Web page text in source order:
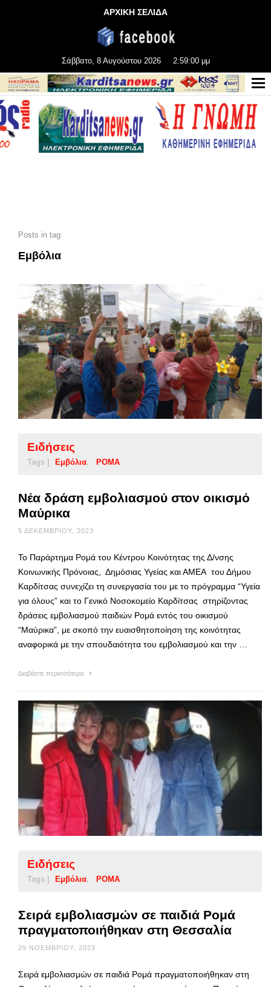
ΑΡΧΙΚΗ ΣΕΛΙΔΑ
Σάββατο, 8 Αυγούστου 2026 2:59:02 μμ
Posts in tag
Εμβόλια
Ειδήσεις
Tags | Εμβόλια ΡΟΜΑ
Νέα δράση εμβολιασμού στον οικισμό
Μαύρικα
5 ΔΕΚΕΜΒΡΊΟΥ, 2023
Το Παράρτημα Ρομά του Κέντρου Κοινότητας της Δ/νσης
Κοινωνικής Πρόνοιας, Δημόσιας Υγείας και ΑΜΕΑ του Δήμου
Καρδίτσας συνεχίζει τη συνεργασία του με το πρόγραμμα “Υγεία
για όλους” και το Γενικό Νοσοκομείο Καρδίτσας στηρίζοντας
δράσεις εμβολιασμού παιδιών Ρομά εντός του οικισμού
“Μαύρικα”, με σκοπό την ευαισθητοποίηση της κοινότητας
αναφορικά με την σπουδαιότητα του εμβολιασμού και την …
Διαβάστε περισσότερα
Ειδήσεις
Tags | Εμβόλια ΡΟΜΑ
Σειρά εμβολιασμών σε παιδιά Ρομά
πραγματοποιήθηκαν στη Θεσσαλία
29 ΝΟΕΜΒΡΊΟΥ, 2023
Σειρά εμβολιασμών σε παιδιά Ρομά πραγματοποιήθηκαν στη